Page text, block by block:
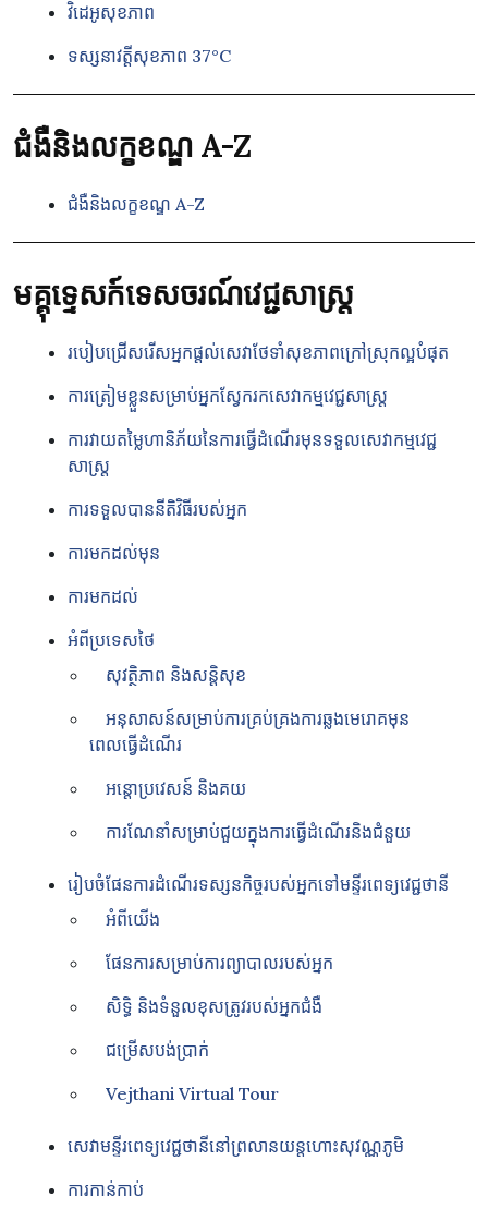
វិដេអូសុខភាព
ទស្សនាវត្តីសុខភាព ​37°C
ជំងឺនិងលក្ខខណ្ឌ A-Z
ជំងឺនិងលក្ខខណ្ឌ A-Z
មគ្គុទ្ទេសក៍ទេសចរណ៍វេជ្ជសាស្រ្ត
របៀបជ្រើសរើសអ្នកផ្តល់សេវាថែទាំសុខភាពក្រៅស្រុកល្អបំផុត
ការត្រៀមខ្លួនសម្រាប់អ្នកស្វែករកសេវាកម្មវេជ្ជសាស្ត្រ
ការវាយតម្លៃហានិភ័យនៃការធ្វើដំណើរមុនទទួលសេវាកម្មវេជ្ជ
សាស្រ្ត
ការទទួលបាននីតិវិធីរបស់អ្នក
ការមកដល់មុន
ការមកដល់
អំពីប្រទេសថៃ
សុវត្ថិភាព និងសន្ដិសុខ
អនុសាសន៍សម្រាប់ការគ្រប់គ្រងការឆ្លងមេរោគមុន
ពេលធ្វើដំណើរ
អន្តោប្រវេសន៍ និងគយ
ការណែនាំសម្រាប់ជួយក្នុងការធ្វើដំណើរនិងជំនួយ
រៀបចំផែនការដំណើរទស្សនកិច្ចរបស់អ្នកទៅមន្ទីរពេទ្យវេជ្ជថានី
អំពីយើង
ផែនការសម្រាប់ការព្យាបាលរបស់អ្នក
សិទ្ធិ និងទំនួលខុសត្រូវរបស់អ្នកជំងឺ
ជម្រើសបង់ប្រាក់
Vejthani Virtual Tour
សេវាមន្ទីរពេទ្យវេជ្ជថានីនៅព្រលានយន្តហោះសុវណ្ណភូមិ
ការកាន់កាប់